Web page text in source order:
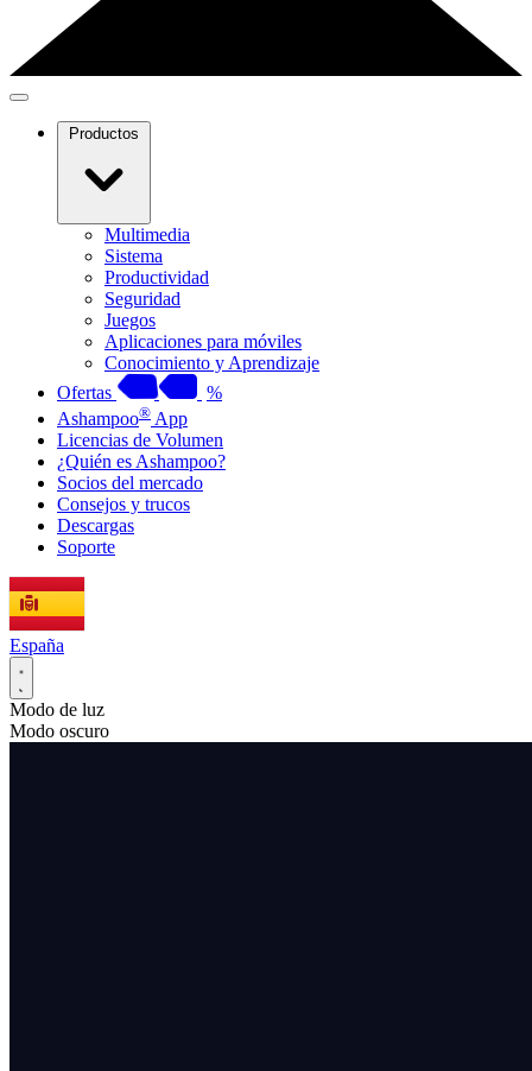
Productos
Multimedia
Sistema
Productividad
Seguridad
Juegos
Aplicaciones para móviles
Conocimiento y Aprendizaje
Ofertas
%
Ashampoo® App
Licencias de Volumen
¿Quién es Ashampoo?
Socios del mercado
Consejos y trucos
Descargas
Soporte
España
Modo de luz
Modo oscuro